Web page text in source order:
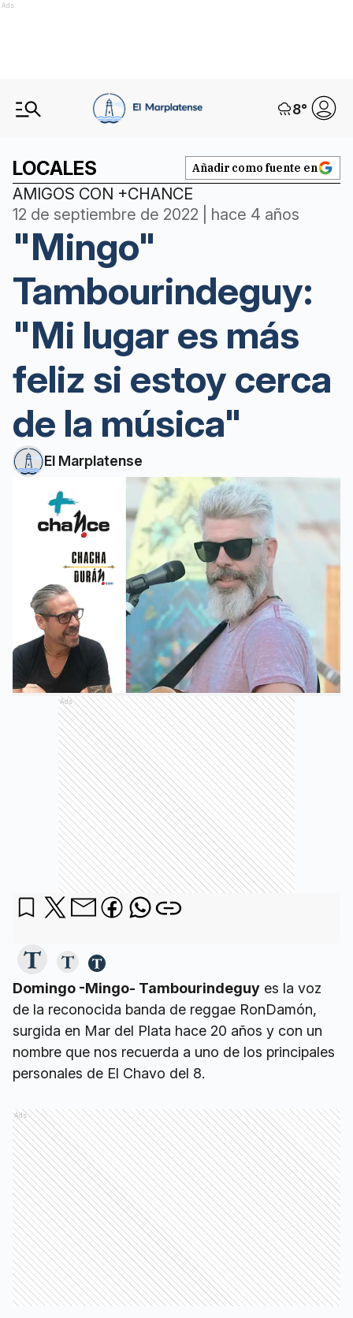
Ads
8°
LOCALES Añadir como fuente en
AMIGOS CON +CHANCE
12 de septiembre de 2022 | hace 4 años
"Mingo"
Tambourindeguy:
"Mi lugar es más
feliz si estoy cerca
de la música"
El Marplatense
Ads
Domingo -Mingo- Tambourindeguy es la voz
de la reconocida banda de reggae RonDamón,
surgida en Mar del Plata hace 20 años y con un
nombre que nos recuerda a uno de los principales
personales de El Chavo del 8.
Ads